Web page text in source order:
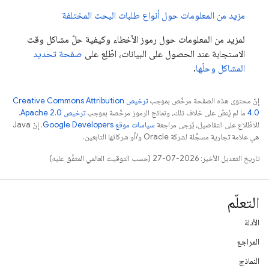
مزيد من المعلومات حول أنواع طلبات البحث المختلفة
لمزيد من المعلومات حول رموز الأخطاء وكيفية حلّ مشاكل وقت
الاستجابة عند الحصول على البيانات، اطّلِع على صفحة تحديد
المشاكل وحلّها.
إنّ محتوى هذه الصفحة مرخّص بموجب
ترخيص Creative Commons Attribution
4.0‏ ما لم يُنصّ على خلاف ذلك، ونماذج الرموز مرخّصة بموجبترخيص Apache 2.0‏
.
للاطّلاع على التفاصيل، يُرجى مراجعة سياسات موقع Google Developers‏
. إنّ Java
هي علامة تجارية مسجَّلة لشركة Oracle و/أو شركائها التابعين.
تاريخ التعديل الأخير: 2026-07-27 (حسب التوقيت العالمي المتفَّق عليه)
التعلّم
الأدلة
المراجع
النماذج